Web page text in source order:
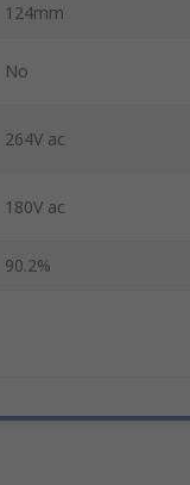
124mm
No
264V ac
180V ac
90.2%